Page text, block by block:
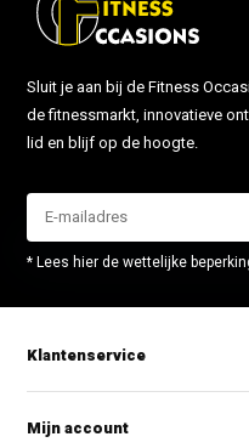
Sluit je aan bij de Fitness
de fitnessmarkt, innovatieve
lid en blijf op de hoogte.
* Lees hier de wettelijke
Klantenservice
Mijn account